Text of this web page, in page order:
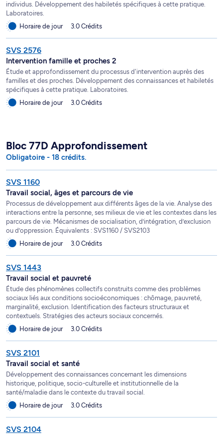
individus. Développement des habiletés spécifiques à cette pratique.
Laboratoires.
Horaire de jour
3.0 Crédits
SVS 2576
Intervention famille et proches 2
Étude et approfondissement du processus d'intervention auprès des
familles et des proches. Développement des connaissances et habiletés
spécifiques à cette pratique. Laboratoires.
Horaire de jour
3.0 Crédits
Bloc 77D Approfondissement
Obligatoire - 18 crédits.
SVS 1160
Travail social, âges et parcours de vie
Processus de développement aux différents âges de la vie. Analyse des
interactions entre la personne, ses milieux de vie et les contextes dans les
parcours de vie. Mécanismes de socialisation, d’intégration, d’exclusion
ou d’oppression. Équivalents : SVS1160 / SVS2103
Horaire de jour
3.0 Crédits
SVS 1443
Travail social et pauvreté
Étude des phénomènes collectifs construits comme des problèmes
sociaux liés aux conditions socioéconomiques : chômage, pauvreté,
marginalité, exclusion. Identification des facteurs structuraux et
contextuels. Stratégies des acteurs sociaux concernés.
Horaire de jour
3.0 Crédits
SVS 2101
Travail social et santé
Développement des connaissances concernant les dimensions
historique, politique, socio-culturelle et institutionnelle de la
santé/maladie dans le contexte du travail social.
Horaire de jour
3.0 Crédits
SVS 2104